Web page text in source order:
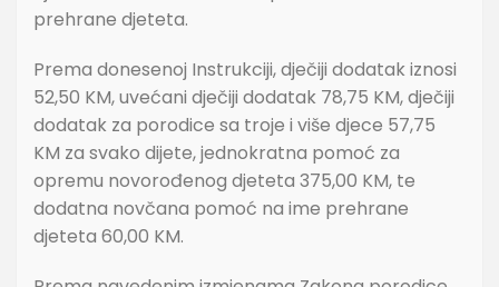
prehrane djeteta.
Prema donesenoj Instrukciji, dječiji dodatak iznosi
52,50 KM, uvećani dječiji dodatak 78,75 KM, dječiji
dodatak za porodice sa troje i više djece 57,75
KM za svako dijete, jednokratna pomoć za
opremu novorođenog djeteta 375,00 KM, te
dodatna novčana pomoć na ime prehrane
djeteta 60,00 KM.